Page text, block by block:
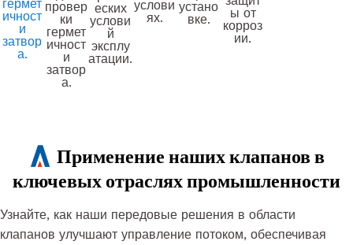
гермет
ичност
и
затвор
а.
провер
ки
гермет
ичност
и
затвор
а.
еских
услови
й
эксплу
атации.
услови
ях.
устано
вке.
ы от
корроз
ии.
Применение наших клапанов в
ключевых отраслях промышленности
Узнайте, как наши передовые решения в области
клапанов улучшают управление потоком, обеспечивая